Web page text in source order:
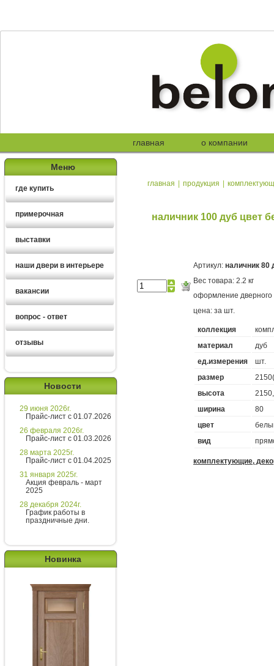
главная о компании
Меню
где купить
примерочная
выставки
наши двери в интерьере
вакансии
вопрос - ответ
отзывы
Новости
29 июня 2026г.
Прайс-лист с 01.07.2026
26 февраля 2026г.
Прайс-лист с 01.03.2026
28 марта 2025г.
Прайс-лист с 01.04.2025
31 января 2025г.
Акция февраль - март
2025
28 декабря 2024г.
График работы в
праздничные дни.
Новинка
главная | продукция |
наличник 100 дуб цвет
Артикул: наличник 80
Вес товара: 2.2 кг
оформление
цена: за шт.
коллекция
материал
дуб
ед.измерения
шт.
размер
высота
ширина
80
цвет
вид
комплектующие,
Введите сообщение
Ирина
Здравствуйте!
Хотите получить расчет
стоимости за 5 минут?
Напишите мне и я все расскажу
подробно!